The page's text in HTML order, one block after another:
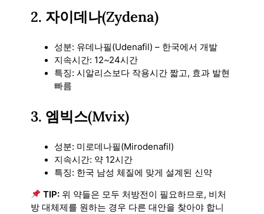
2. 자이데나(Zydena)
성분: 유데나필(Udenafil) – 한국에서 개발
지속시간: 12~24시간
특징: 시알리스보다 작용시간 짧고, 효과 발현
빠름
3. 엠빅스(Mvix)
성분: 미로데나필(Mirodenafil)
지속시간: 약 12시간
특징: 한국 남성 체질에 맞게 설계된 신약
TIP:위 약들은 모두 처방전이 필요하므로, 비처
방 대체제를 원하는 경우 다른 대안을 찾아야 합니